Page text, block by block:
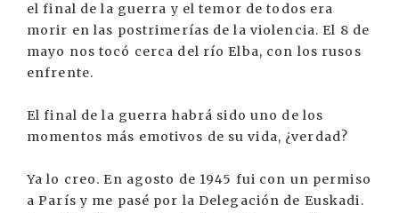
el final de la guerra y el temor de todos era
morir en las postrimerías de la violencia. El 8 de
mayo nos tocó cerca del río Elba, con los rusos
enfrente.
El final de la guerra habrá sido uno de los
momentos más emotivos de su vida, ¿verdad?
Ya lo creo. En agosto de 1945 fui con un permiso
a París y me pasé por la Delegación de Euskadi.